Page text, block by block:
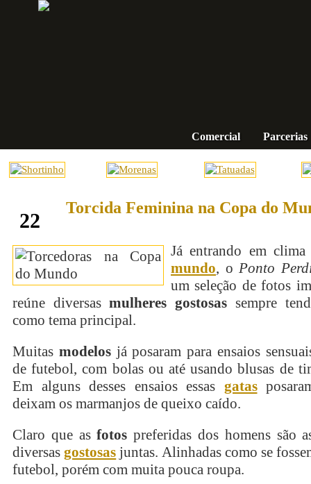
Parcerias
Comercial
22
Torcida Feminina na Copa do
Já entrando em
mundo, o Ponto
um seleção de fotos
reúne diversasmulheres gostosas sempre
como tema principal.
Muitas modelosjá posaram para ensaios
de futebol, com bolas ou até usando blusas de
Em alguns desses ensaios essas gatas
deixam os marmanjos de queixo caído.
Claro que asfotos preferidas dos homens são
diversasgostosas juntas. Alinhadas como se
futebol, porém com muita pouca roupa.